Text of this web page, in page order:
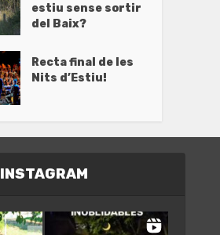
estiu sense sortir
del Baix?
Recta final de les
Nits d’Estiu!
INSTAGRAM